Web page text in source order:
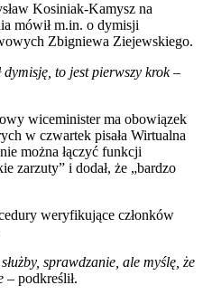
Kosiniak-Kamysz na
mówił m.in. o dymisji
Zbigniewa Ziejewskiego.
dymisję, to jest pierwszy krok–
wiceminister ma obowiązek
w czwartek pisała Wirtualna
można łączyć funkcji
zarzuty” i dodał, że „bardzo
weryfikujące członków
sprawdzanie, ale myślę, że
– podkreślił.